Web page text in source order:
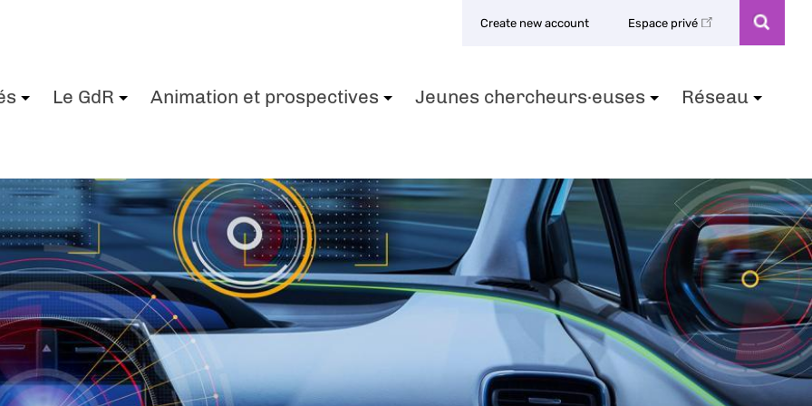
Create new account Espace privé
Le GdR Animation et prospectives Jeunes chercheurs·euses Réseau